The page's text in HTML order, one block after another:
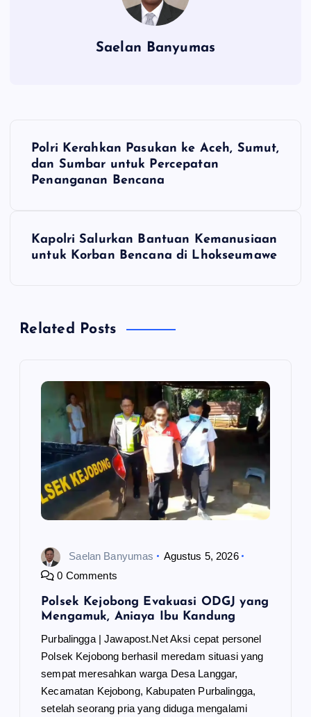
Saelan Banyumas
N
s
Polri Kerahkan Pasukan ke Aceh, Sumut,
dan Sumbar untuk Percepatan
Penanganan Bencana
Kapolri Salurkan Bantuan Kemanusiaan
untuk Korban Bencana di Lhokseumawe
Related Posts
Saelan Banyumas
Agustus 5, 2026
0 Comments
Polsek Kejobong Evakuasi ODGJ yang
Mengamuk, Aniaya Ibu Kandung
Purbalingga | Jawapost.Net Aksi cepat personel
Polsek Kejobong berhasil meredam situasi yang
sempat meresahkan warga Desa Langgar,
Kecamatan Kejobong, Kabupaten Purbalingga,
setelah seorang pria yang diduga mengalami